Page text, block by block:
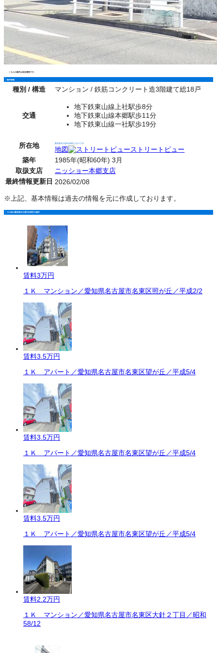
こちらの物件は現在満室です。
物件情報
種別 / 構造 マンション / 鉄筋コンクリート造3階建て総18戸
交通
地下鉄東山線上社駅歩8分
地下鉄東山線本郷駅歩11分
地下鉄東山線一社駅歩19分
所在地 愛知県名古屋市名東区上社５丁目
地図
ストリートビュー
築年
1985年(昭和60年) 3月
取扱支店
ニッショー本郷支店
最終情報更新日 2026/02/08
※上記、基本情報は過去の情報を元に作成しております。
その他の愛知県名古屋市名東区の物件
賃料3万円
１Ｋ マンション／愛知県名古屋市名東区照が丘／平成2/2
賃料3.5万円
１Ｋ アパート／愛知県名古屋市名東区望が丘／平成5/4
賃料3.5万円
１Ｋ アパート／愛知県名古屋市名東区望が丘／平成5/4
賃料3.5万円
１Ｋ アパート／愛知県名古屋市名東区望が丘／平成5/4
賃料2.2万円
１Ｋ マンション／愛知県名古屋市名東区大針２丁目／昭和
58/12